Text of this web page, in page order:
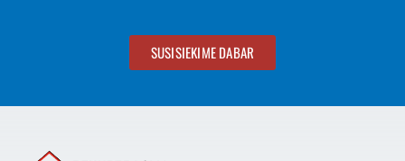
SUSISIEKIME DABAR